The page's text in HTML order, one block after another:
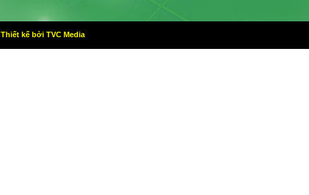
Thiết kế bởi TVC Media